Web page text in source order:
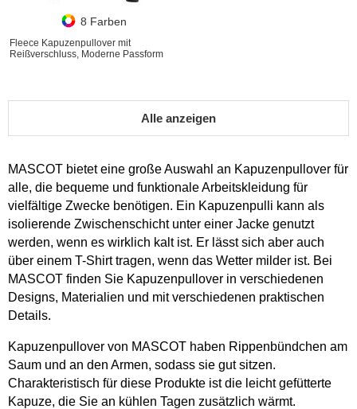
8 Farben
Fleece Kapuzenpullover mit
Reißverschluss, Moderne Passform
Alle anzeigen
MASCOT bietet eine große Auswahl an Kapuzenpullover für
alle, die bequeme und funktionale Arbeitskleidung für
vielfältige Zwecke benötigen. Ein Kapuzenpulli kann als
isolierende Zwischenschicht unter einer Jacke genutzt
werden, wenn es wirklich kalt ist. Er lässt sich aber auch
über einem T-Shirt tragen, wenn das Wetter milder ist. Bei
MASCOT finden Sie Kapuzenpullover in verschiedenen
Designs, Materialien und mit verschiedenen praktischen
Details.
Kapuzenpullover von MASCOT haben Rippenbündchen am
Saum und an den Armen, sodass sie gut sitzen.
Charakteristisch für diese Produkte ist die leicht gefütterte
Kapuze, die Sie an kühlen Tagen zusätzlich wärmt.